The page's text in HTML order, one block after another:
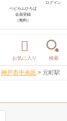
ログイン
ベビカムひろば
会員登録
（無料）
お気に入り 検索
神戸市中央区 > 元町駅